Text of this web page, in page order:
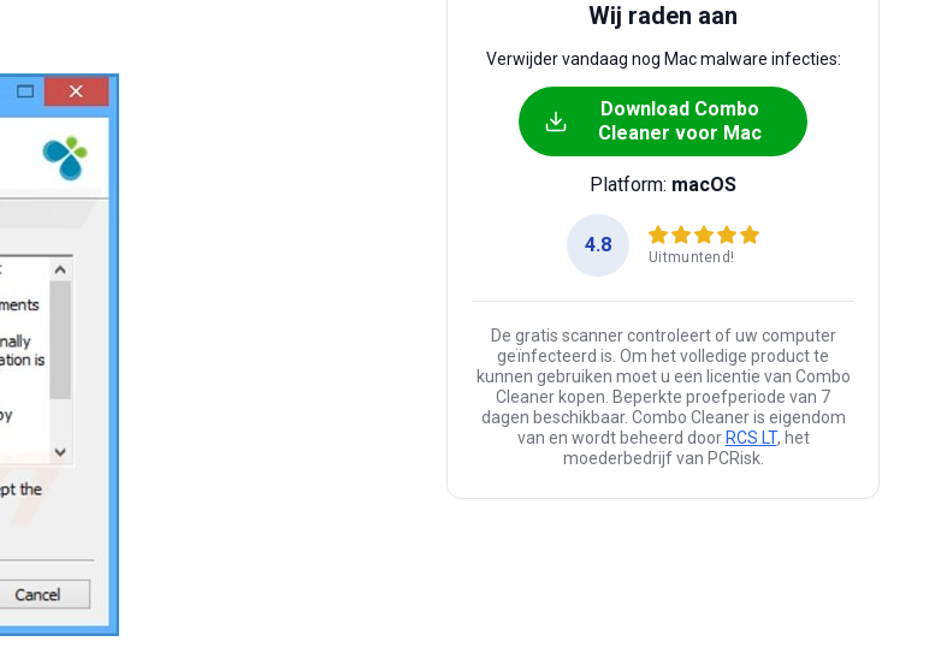
Wij raden aan
Verwijder vandaag nog Mac malware infecties:
Download Combo
Cleaner voor Mac
Platform: macOS
4.8
Uitmuntend!
De gratis scanner controleert of uw computer
geïnfecteerd is. Om het volledige product te
kunnen gebruiken moet u een licentie van Combo
Cleaner kopen. Beperkte proefperiode van 7
dagen beschikbaar. Combo Cleaner is eigendom
van en wordt beheerd door RCS LT, het
moederbedrijf van PCRisk.